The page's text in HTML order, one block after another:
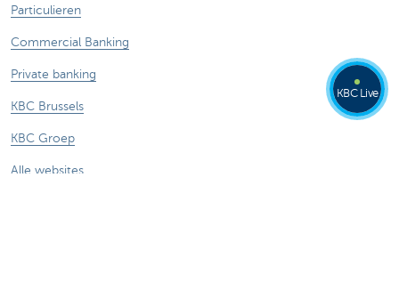
Particulieren
Commercial Banking
Private banking
KBC Brussels
KBC Groep
Alle websites
KBC Live